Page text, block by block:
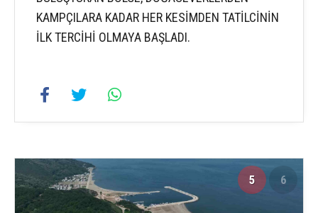
KAMPÇILARA KADAR HER KESİMDEN TATİLCİNİN
İLK TERCİHİ OLMAYA BAŞLADI.
5 6